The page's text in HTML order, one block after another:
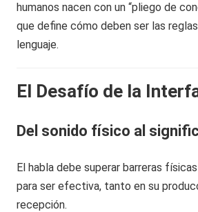
humanos nacen con un “pliego de
que define cómo deben ser las
lenguaje.
El Desafío de la
Del sonido físico al
El habla debe superar barreras
para ser efectiva, tanto en su
recepción.